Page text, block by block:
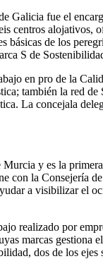
Galicia fue el
alojativos,
de los
S de
en pro de la
también la red
La concejala
y es la
con la Consejería
a visibilizar el
realizado por
marcas
dos de los